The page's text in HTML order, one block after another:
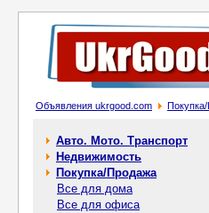
Объявления ukrgood.com
Авто. Мото. Транспорт
Недвижимость
Покупка/Продажа
Все для дома
Все для офиса